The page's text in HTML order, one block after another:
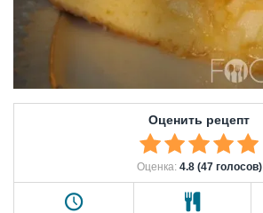
Оценить рецепт
Оценка: 4.8 (47 голосов)